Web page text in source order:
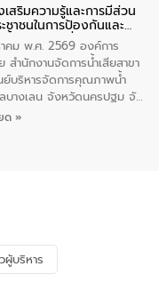
ทนจากโรงแรมต่างๆ ในเขต
ราไวย์ ศูนย์บริหารจัดการ
บาลตำบลราไวย์ นำโดยนาย
ผู้จัดการสำนักงานจัดการน้ำ
ต พร้อมด้วยเจ้าหน้าที่ จำนวน
จกรรม ทำความสะอาด
หล่งท่องเที่ยว ณ บริเวณ
เสริมความรู้และการมีส่วน
ชาชนในการป้องกันและ
ำเสียอย่างยั่งยืน
คม พ.ศ. 2569 องค์การ
สำนักงานจัดการน้ำเสียสาขา
บริหารจัดการคุณภาพน้ำ
บางเลน จังหวัดนครปฐม จัด
โครงการส่งเสริมความรู้และ
ละสร้างจิตสำนึกในการ
ดล้อม ในหัวข้อ “น้ำเสียชุมชน
ำเสียเบื้องต้น” โดยให้ความรู้
และผลกระทบของน้ำเสีย
ด »
ผู้บริหาร